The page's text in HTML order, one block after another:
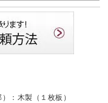
：木製（１枚板）